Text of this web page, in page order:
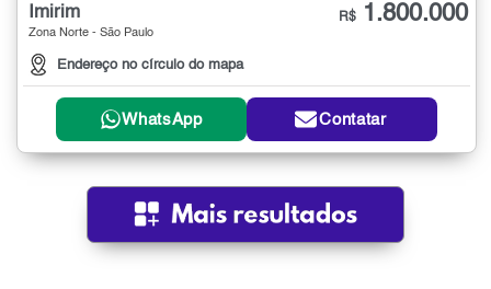
Imirim
Zona Norte - São Paulo
Endereço no círculo do mapa
R$ 1.800.000
WhatsApp Contatar